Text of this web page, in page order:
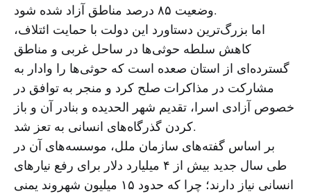
وضعیت ۸۵ درصد مناطق آزاد شده شود.
اما بزرگ‌ترین دستاورد این دولت با حمایت ائتلاف،
کاهش سلطه حوثی‌ها در ساحل غربی و مناطق
گسترده‌ای از استان صعده است که حوثی‌ها را وادار به
مشارکت در مذاکرات صلح کرد و منجر به توافق در
خصوص آزادی اسرا، تقدیم شهر الحدیده و بنادر آن و باز
کردن گذرگاه‌های انسانی به تعز شد.
بر اساس گفته‌های سازمان ملل، موسسه‌های آن در
طی سال جدید بیش از ۴ میلیارد دلار برای رفع نیارهای
انسانی نیاز دارند؛ چرا که حدود ۱۵ میلیون شهروند یمنی